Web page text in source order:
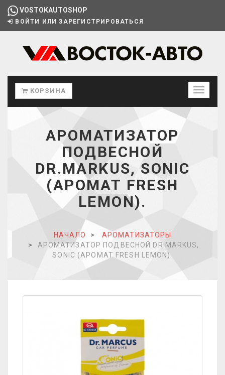
VOSTOKAUTOSHOP
ВОЙТИ ИЛИ ЗАРЕГИСТРИРОВАТЬСЯ
КОРЗИНА
АРОМАТИЗАТОР
ПОДВЕСНОЙ
DR.MARKUS, SONIC
(АРОМАТ FRESH
LEMON).
НАЧАЛО
АРОМАТИЗАТОРЫ
АРОМАТИЗАТОР ПОДВЕСНОЙ DR.MARKUS,
SONIC (АРОМАТ FRESH LEMON).